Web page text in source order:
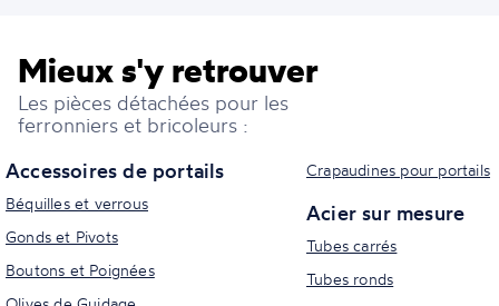
Mieux s'y retrouver
Les pièces détachées pour les
ferronniers et bricoleurs :
Accessoires de portails
Béquilles et verrous
Gonds et Pivots
Boutons et Poignées
Crapaudines pour portails
Acier sur mesure
Tubes carrés
Tubes ronds